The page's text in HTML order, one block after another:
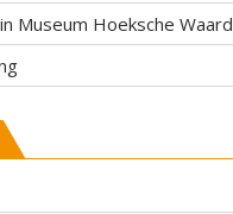
Museum Hoeksche Waard